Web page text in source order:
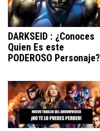
DARKSEID : ¿Conoces
Quien Es este
PODEROSO Personaje?